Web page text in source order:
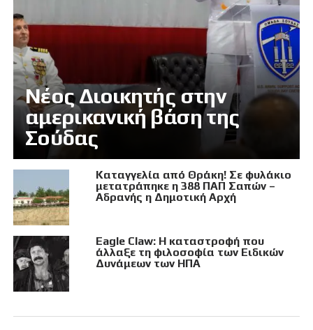
Νέος Διοικητής στην
αμερικανική βάση της
Σούδας
Καταγγελία από Θράκη! Σε φυλάκιο
μετατράπηκε η 388 ΠΑΠ Σαπών –
Αδρανής η Δημοτική Αρχή
Eagle Claw: Η καταστροφή που
άλλαξε τη φιλοσοφία των Ειδικών
Δυνάμεων των ΗΠΑ